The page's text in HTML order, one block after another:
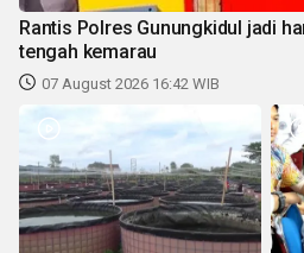
Rantis Polres Gunungkidul jadi
tengah kemarau
07 August 2026 16:42 WIB